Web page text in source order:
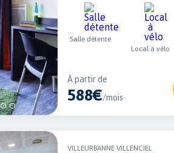
Salle détente
Local à vélo
À partir de
588€/mois
VILLEURBANNE VILLENCIEL